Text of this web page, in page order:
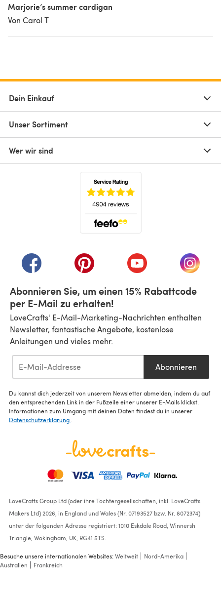
Marjorie’s summer cardigan
Von Carol T
Dein Einkauf
Unser Sortiment
Wer wir sind
(öffnet sich in einem neuen Tab)
(öffnet sich in einem neuen Tab)
(öffnet sich in einem
(öffnet
Abonnieren Sie, um einen 15% Rabattcode
per E-Mail zu erhalten!
LoveCrafts' E-Mail-Marketing-Nachrichten enthalten
Newsletter, fantastische Angebote, kostenlose
Anleitungen und vieles mehr.
Abonnieren
Du kannst dich jederzeit von unserem Newsletter abmelden, indem du auf
den entsprechenden Link in der Fußzeile einer unserer E-Mails klickst.
Informationen zum Umgang mit deinen Daten findest du in unserer
Datenschutzerklärung .
LoveCrafts Group Ltd (oder ihre Tochtergesellschaften, inkl. LoveCrafts
Makers Ltd) 2026, in England und Wales (Nr. 07193527 bzw. Nr. 8072374)
unter der folgenden Adresse registriert: 1010 Eskdale Road, Winnersh
Triangle, Wokingham, UK, RG41 5TS.
Besuche unsere internationalen Websites:Weltweit
Nord-Amerika
Australien
Frankreich